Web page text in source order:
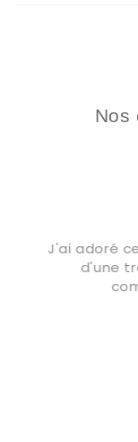
Nos
J'ai adoré
d'une